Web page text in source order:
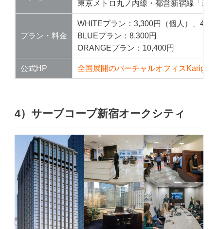
東京メトロ丸ノ内線・都営新宿線「新
プラン・料金
WHITEプラン：3,300円（個人）、
BLUEプラン：8,300円
ORANGEプラン：10,400円
公式HP 全国展開のバーチャルオフィスKarigo
4）サーブコープ新宿オークシティ